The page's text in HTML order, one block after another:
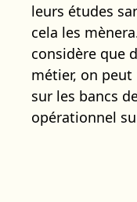
leurs études
cela les
considère que
métier, on peut
sur les bancs
opérationnel